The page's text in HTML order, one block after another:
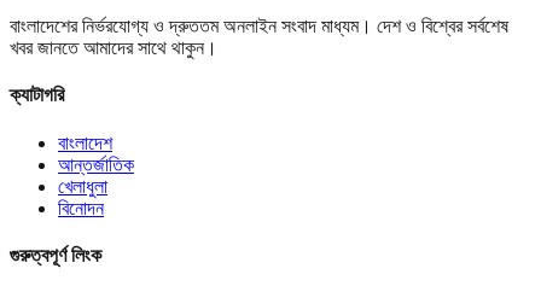
বাংলাদেশের নির্ভরযোগ্য ও দ্রুততম অনলাইন সংবাদ মাধ্যম। দেশ ও বিশ্বের সর্বশেষ
খবর জানতে আমাদের সাথে থাকুন।
ক্যাটাগরি
বাংলাদেশ
আন্তর্জাতিক
খেলাধুলা
বিনোদন
গুরুত্বপূর্ণ লিংক